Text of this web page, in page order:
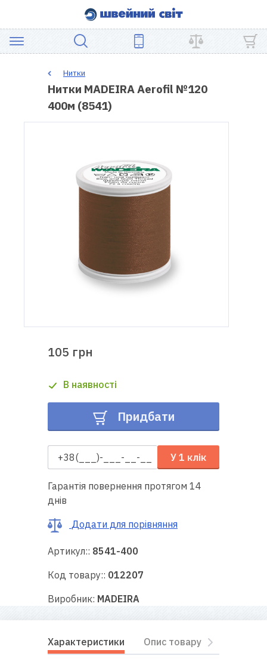
ШВЕЙНЕ
ОБЛАДНАННЯ
Гарантія
швейної
техніки
Корисні
поради
Про
нас
Нитки
Нитки MADEIRA Aerofil №120
400м (8541)
105 грн
В наявності
Придбати
У 1 клік
Гарантія повернення протягом 14
днів
Додати для порівняння
Артикул:: 8541-400
Код товару:: 012207
Виробник: MADEIRA
Характеристики Опис товару